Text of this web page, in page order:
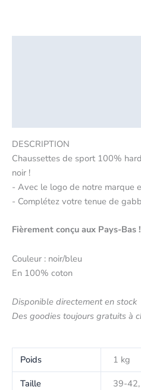
DESCRIPTION
Chaussettes de sport 100%
noir !
- Avec le logo de notre marque
- Complétez votre tenue de
Fièrement conçu aux Pays-Bas !
Couleur : noir/bleu
En 100% coton
Disponible directement en stock
Des goodies toujours gratuits à
Poids
1 kg
Taille
39-